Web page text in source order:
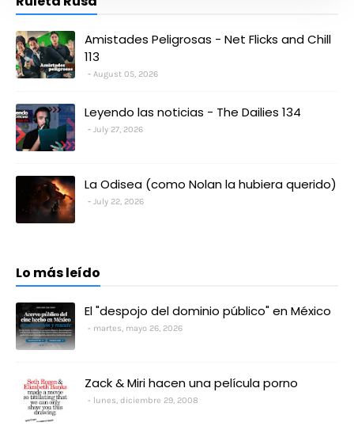
Amistades Peligrosas - Net Flicks and Chill
113
August 05, 2026
Leyendo las noticias - The Dailies 134
July 27, 2026
La Odisea (como Nolan la hubiera querido)
July 22, 2026
Lo más leído
El "despojo del dominio público" en México
martes, mayo 26, 2026
Zack & Miri hacen una película porno
lunes, diciembre 29, 2008